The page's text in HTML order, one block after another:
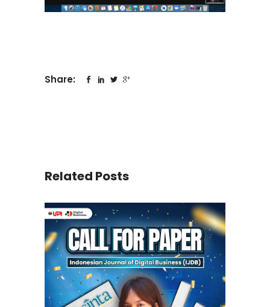
Share:
Related Posts